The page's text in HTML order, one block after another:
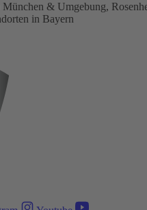
& Umgebung,
in Bayern